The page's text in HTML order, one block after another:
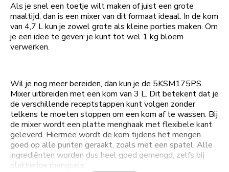
Als je snel een toetje wilt maken of juist een grote
maaltijd, dan is een mixer van dit formaat ideaal. In de kom
van 4,7 L kun je zowel grote als kleine porties maken. Om
je een idee te geven: je kunt tot wel 1 kg bloem
verwerken.
Wil je nog meer bereiden, dan kun je de 5KSM175PS
Mixer uitbreiden met een kom van 3 L. Dit betekent dat je
de verschillende receptstappen kunt volgen zonder
telkens te moeten stoppen om een kom af te wassen. Bij
de mixer wordt een platte menghaak met flexibele kant
geleverd. Hiermee wordt de kom tijdens het mengen
goed op alle punten geraakt, zoals met een spatel. Alle
ingrediënten worden dus heel goed gemengd, zelfs bij
plakkerige mengsels.